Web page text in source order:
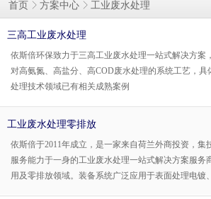
首页 方案中心 工业废水处理
三高工业废水处理
依斯倍环保致力于三高工业废水处理一站式解决方案
对高氨氮、高盐分、高COD废水处理的系统工艺，具
处理技术领域已有相关成熟案例
工业废水处理零排放
依斯倍于2011年成立，是一家来自荷兰外商投资，集
服务能力于一身的工业废水处理一站式解决方案服务
用及零排放领域。装备系统广泛应用于表面处理电镀